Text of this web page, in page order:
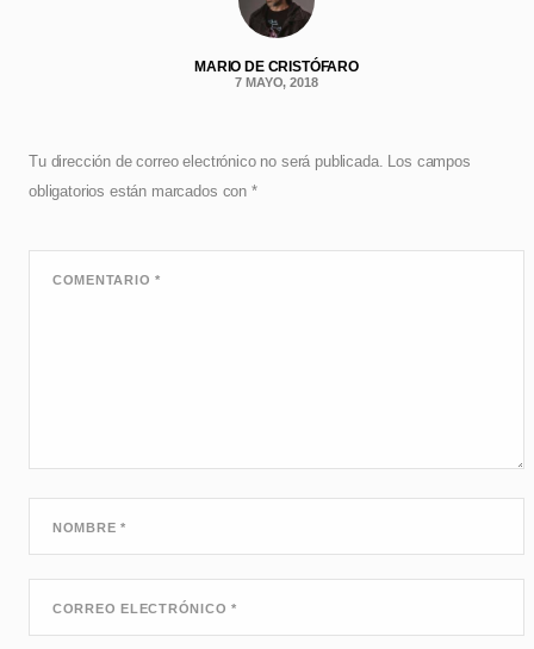
MARIO DE CRISTÓFARO
7 MAYO, 2018
Tu dirección de correo electrónico no será publicada. Los campos
obligatorios están marcados con *
COMENTARIO*
NOMBRE*
CORREO ELECTRÓNICO*